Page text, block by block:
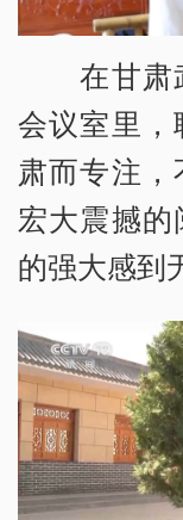
在甘肃
会议室里
肃而专注，
宏大震撼
的强大感到